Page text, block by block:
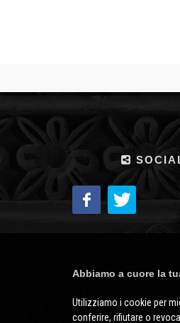
Abbiamo a cuore la
Utilizziamo i cookie per
conferire, rifiutare o